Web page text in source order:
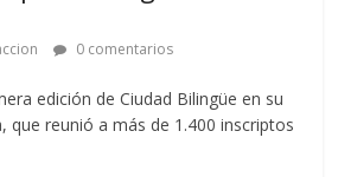
0 comentarios
edición de Ciudad Bilingüe en su
que reunió a más de 1.400 inscriptos